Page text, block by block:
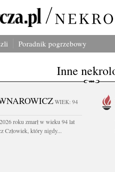
Poradnik pogrzebowy
Inne
WIEK: 94
roku zmarł w wieku 94 lat
Człowiek, który nigdy...